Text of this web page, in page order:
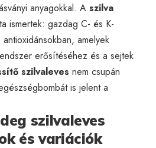
anyagokkal. A szilva
ismertek: gazdag C- és K-
amelyek
erősítéséhez és a sejtek
szilvaleves nem csupán
is jelent a
szilvaleves
és variációk